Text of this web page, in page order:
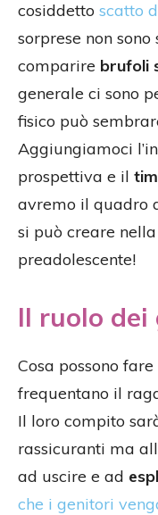
cosiddetto scatto
sorprese non
comparire brufoli
generale ci sono
fisico può
Aggiungiamoci
prospettiva e il
avremo il quadro
si può creare
preadolescente!
Il ruolo dei
Cosa possono
frequentano il
Il loro compito
rassicuranti ma
ad uscire e ad
che i genitori